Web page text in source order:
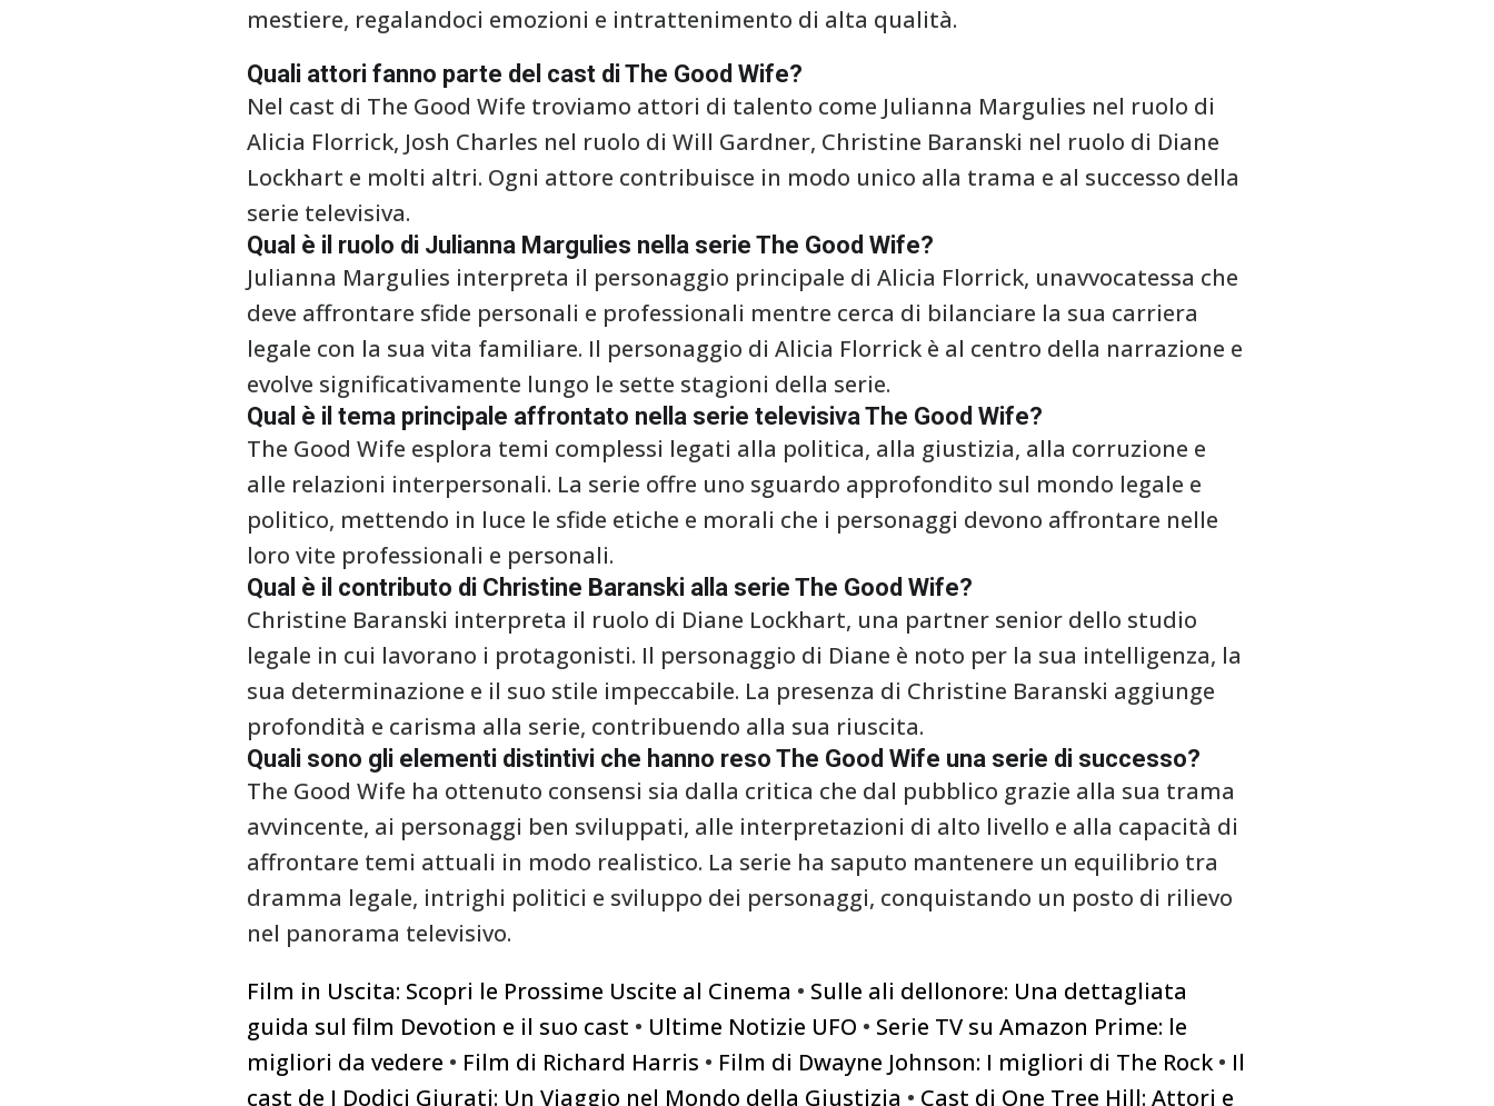
mestiere, regalandoci emozioni e intrattenimento di alta qualità.
Quali attori fanno parte del cast di The Good Wife?
Nel cast di The Good Wife troviamo attori di talento come Julianna Margulies nel ruolo di
Alicia Florrick, Josh Charles nel ruolo di Will Gardner, Christine Baranski nel ruolo di Diane
Lockhart e molti altri. Ogni attore contribuisce in modo unico alla trama e al successo della
serie televisiva.
Qual è il ruolo di Julianna Margulies nella serie The Good Wife?
Julianna Margulies interpreta il personaggio principale di Alicia Florrick, unavvocatessa che
deve affrontare sfide personali e professionali mentre cerca di bilanciare la sua carriera
legale con la sua vita familiare. Il personaggio di Alicia Florrick è al centro della narrazione e
evolve significativamente lungo le sette stagioni della serie.
Qual è il tema principale affrontato nella serie televisiva The Good Wife?
The Good Wife esplora temi complessi legati alla politica, alla giustizia, alla corruzione e
alle relazioni interpersonali. La serie offre uno sguardo approfondito sul mondo legale e
politico, mettendo in luce le sfide etiche e morali che i personaggi devono affrontare nelle
loro vite professionali e personali.
Qual è il contributo di Christine Baranski alla serie The Good Wife?
Christine Baranski interpreta il ruolo di Diane Lockhart, una partner senior dello studio
legale in cui lavorano i protagonisti. Il personaggio di Diane è noto per la sua intelligenza, la
sua determinazione e il suo stile impeccabile. La presenza di Christine Baranski aggiunge
profondità e carisma alla serie, contribuendo alla sua riuscita.
Quali sono gli elementi distintivi che hanno reso The Good Wife una serie di successo?
The Good Wife ha ottenuto consensi sia dalla critica che dal pubblico grazie alla sua trama
avvincente, ai personaggi ben sviluppati, alle interpretazioni di alto livello e alla capacità di
affrontare temi attuali in modo realistico. La serie ha saputo mantenere un equilibrio tra
dramma legale, intrighi politici e sviluppo dei personaggi, conquistando un posto di rilievo
nel panorama televisivo.
Film in Uscita: Scopri le Prossime Uscite al Cinema • Sulle ali dellonore: Una dettagliata
guida sul film Devotion e il suo cast • Ultime Notizie UFO • Serie TV su Amazon Prime: le
migliori da vedere • Film di Richard Harris • Film di Dwayne Johnson: I migliori di The Rock • Il
cast de I Dodici Giurati: Un Viaggio nel Mondo della Giustizia • Cast di One Tree Hill: Attori e